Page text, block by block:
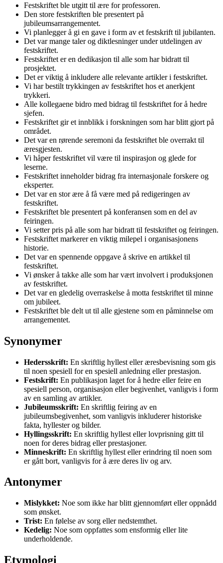
Festskriftet ble utgitt til ære for professoren.
Den store festskriften ble presentert på
jubileumsarrangementet.
Vi planlegger å gi en gave i form av et festskrift til jubilanten.
Det var mange taler og diktlesninger under utdelingen av
festskriftet.
Festskriftet er en dedikasjon til alle som har bidratt til
prosjektet.
Det er viktig å inkludere alle relevante artikler i festskriftet.
Vi har bestilt trykkingen av festskriftet hos et anerkjent
trykkeri.
Alle kollegaene bidro med bidrag til festskriftet for å hedre
sjefen.
Festskriftet gir et innblikk i forskningen som har blitt gjort på
området.
Det var en rørende seremoni da festskriftet ble overrakt til
æresgjesten.
Vi håper festskriftet vil være til inspirasjon og glede for
leserne.
Festskriftet inneholder bidrag fra internasjonale forskere og
eksperter.
Det var en stor ære å få være med på redigeringen av
festskriftet.
Festskriftet ble presentert på konferansen som en del av
feiringen.
Vi setter pris på alle som har bidratt til festskriftet og feiringen.
Festskriftet markerer en viktig milepel i organisasjonens
historie.
Det var en spennende oppgave å skrive en artikkel til
festskriftet.
Vi ønsker å takke alle som har vært involvert i produksjonen
av festskriftet.
Det var en gledelig overraskelse å motta festskriftet til minne
om jubileet.
Festskriftet ble delt ut til alle gjestene som en påminnelse om
arrangementet.
Synonymer
Hedersskrift: En skriftlig hyllest eller æresbevisning som gis
til noen spesiell for en spesiell anledning eller prestasjon.
Festskrift: En publikasjon laget for å hedre eller feire en
spesiell person, organisasjon eller begivenhet, vanligvis i form
av en samling av artikler.
Jubileumsskrift: En skriftlig feiring av en
jubileumsbegivenhet, som vanligvis inkluderer historiske
fakta, hyllester og bilder.
Hyllingsskrift: En skriftlig hyllest eller lovprisning gitt til
noen for deres bidrag eller prestasjoner.
Minneskrift: En skriftlig hyllest eller erindring til noen som
er gått bort, vanligvis for å ære deres liv og arv.
Antonymer
Mislykket: Noe som ikke har blitt gjennomført eller oppnådd
som ønsket.
Trist: En følelse av sorg eller nedstemthet.
Kedelig: Noe som oppfattes som ensformig eller lite
underholdende.
Etymologi